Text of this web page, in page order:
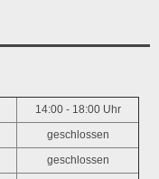
14:00 - 18:00 Uhr
geschlossen
geschlossen